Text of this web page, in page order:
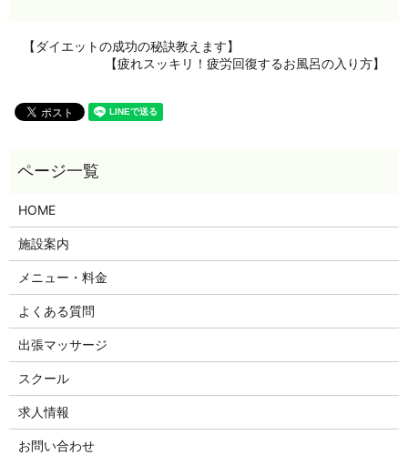
【ダイエットの成功の秘訣教えます】
【疲れスッキリ！疲労回復するお風呂の入り方】
HOME
施設案内
メニュー・料金
よくある質問
出張マッサージ
スクール
求人情報
お問い合わせ